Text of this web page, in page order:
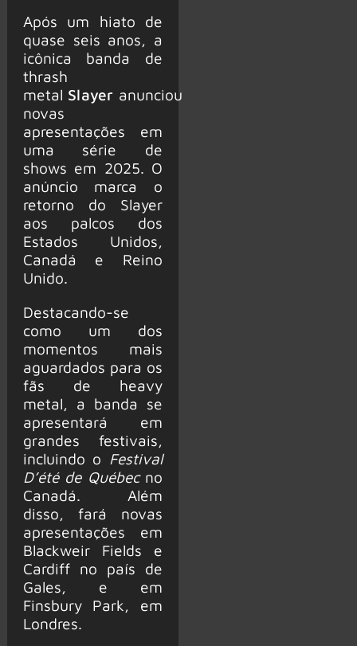
Após um hiato de
quase seis anos, a
icônica banda de
thrash
metal Slayer anunciou
novas
apresentações em
uma série de
shows em 2025. O
anúncio marca o
retorno do Slayer
aos palcos dos
Estados Unidos,
Canadá e Reino
Unido.
Destacando-se
como um dos
momentos mais
aguardados para os
fãs de heavy
metal, a banda se
apresentará em
grandes festivais,
incluindo o Festival
D’été de Québecno
Canadá. Além
disso, fará novas
apresentações em
Blackweir Fields e
Cardiff no país de
Gales, e em
Finsbury Park, em
Londres.